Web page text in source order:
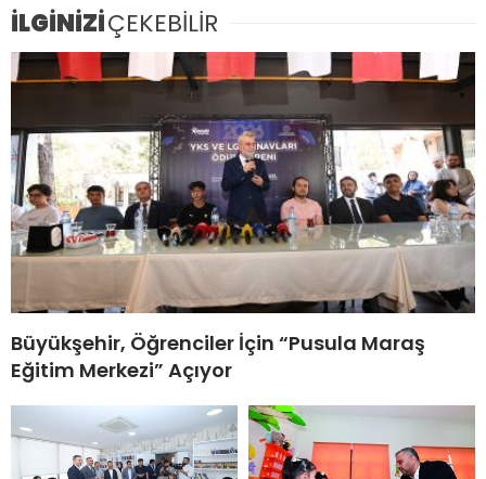
İLGİNİZİÇEKEBİLİR
Büyükşehir, Öğrenciler İçin “Pusula Maraş
Eğitim Merkezi” Açıyor